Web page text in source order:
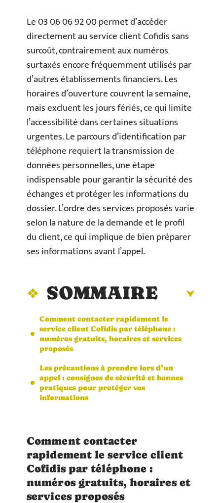
Le 03 06 06 92 00 permet d’accéder
directement au service client Cofidis sans
surcoût, contrairement aux numéros
surtaxés encore fréquemment utilisés par
d’autres établissements financiers. Les
horaires d’ouverture couvrent la semaine,
mais excluent les jours fériés, ce qui limite
l’accessibilité dans certaines situations
urgentes. Le parcours d’identification par
téléphone requiert la transmission de
données personnelles, une étape
indispensable pour garantir la sécurité des
échanges et protéger les informations du
dossier. L’ordre des services proposés varie
selon la nature de la demande et le profil
du client, ce qui implique de bien préparer
ses informations avant l’appel.
SOMMAIRE
Comment contacter rapidement le
service client Cofidis par téléphone :
numéros gratuits, horaires et services
proposés
Les précautions à prendre lors d’un
appel : consignes de sécurité et bonnes
pratiques pour protéger vos
informations
Comment contacter
rapidement le service client
Cofidis par téléphone :
numéros gratuits, horaires et
services proposés